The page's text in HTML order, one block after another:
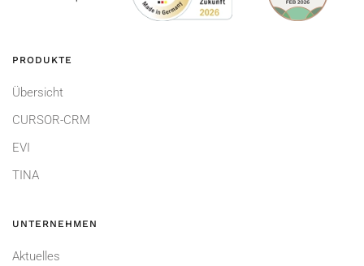
PRODUKTE
Übersicht
CURSOR-CRM
EVI
TINA
UNTERNEHMEN
Aktuelles